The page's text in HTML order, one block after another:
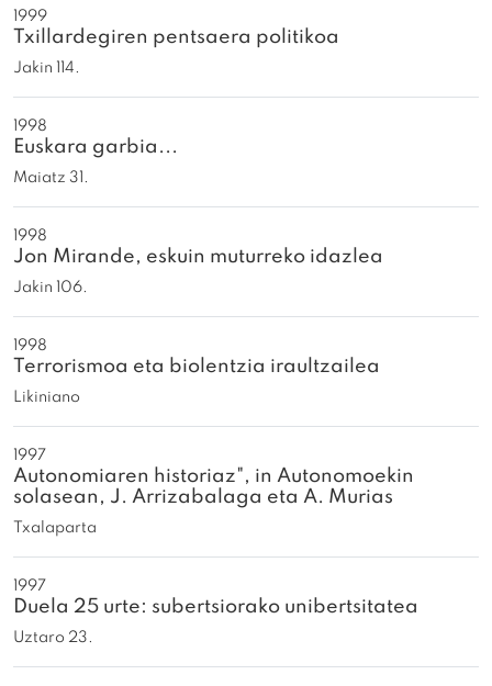
1999
Txillardegiren pentsaera politikoa
Jakin 114.
1998
Euskara garbia...
Maiatz 31.
1998
Jon Mirande, eskuin muturreko idazlea
Jakin 106.
1998
Terrorismoa eta biolentzia iraultzailea
Likiniano
1997
Autonomiaren historiaz", in Autonomoekin
solasean, J. Arrizabalaga eta A. Murias
Txalaparta
1997
Duela 25 urte: subertsiorako unibertsitatea
Uztaro 23.